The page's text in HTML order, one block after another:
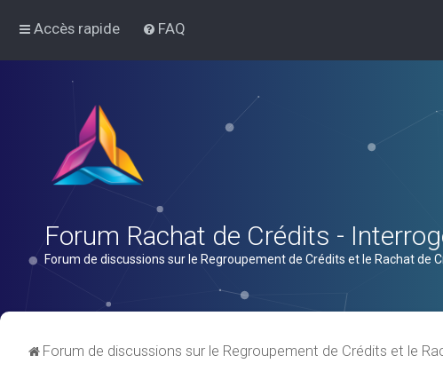
Accès rapide FAQ
Forum Rachat de Crédits -
Forum de discussions sur le Regroupement de Crédits et le Rachat de
Forum de discussions sur le Regroupement de Crédits et le